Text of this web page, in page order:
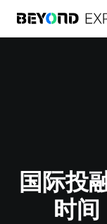
国际投
时间